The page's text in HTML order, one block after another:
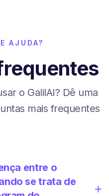
AJUDA?
o GalilAI? Dê uma
mais frequentes
entre o
se trata de